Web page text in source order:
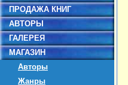
ПРОДАЖА КНИГ
АВТОРЫ
ГАЛЕРЕЯ
МАГАЗИН
Авторы
Жанры